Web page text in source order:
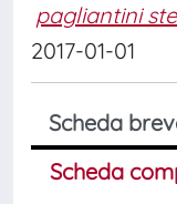
pagliantini
2017-01-01
Scheda
Scheda